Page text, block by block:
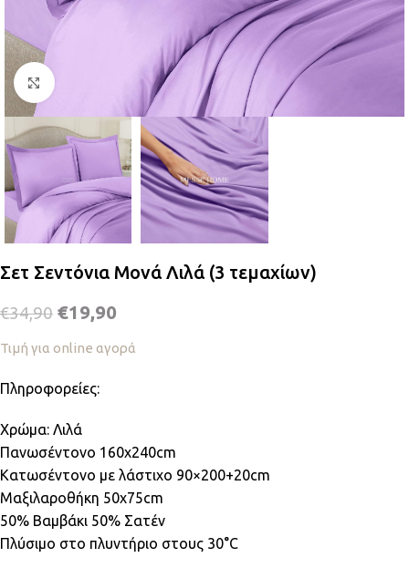
Κλικ για μεγέθυνση
Σετ Σεντόνια Μονά Λιλά (3 τεμαχίων)
€34,90 €19,90
Τιμή για online αγορά
Πληροφορείες:
Χρώμα: Λιλά
Πανωσέντονο 160x240cm
Κατωσέντονο με λάστιχο 90×200+20cm
Μαξιλαροθήκη 50x75cm
50% Βαμβάκι 50% Σατέν
Πλύσιμο στο πλυντήριο στους 30°C